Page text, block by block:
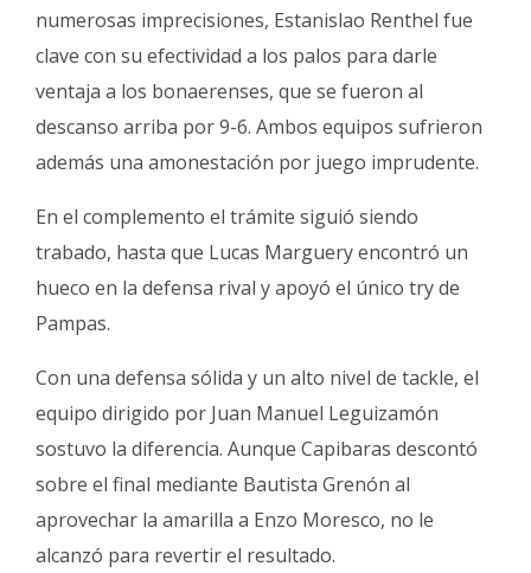
numerosas imprecisiones, Estanislao Renthel fue
clave con su efectividad a los palos para darle
ventaja a los bonaerenses, que se fueron al
descanso arriba por 9-6. Ambos equipos sufrieron
además una amonestación por juego imprudente.
En el complemento el trámite siguió siendo
trabado, hasta que Lucas Marguery encontró un
hueco en la defensa rival y apoyó el único try de
Pampas.
Con una defensa sólida y un alto nivel de tackle, el
equipo dirigido por Juan Manuel Leguizamón
sostuvo la diferencia. Aunque Capibaras descontó
sobre el final mediante Bautista Grenón al
aprovechar la amarilla a Enzo Moresco, no le
alcanzó para revertir el resultado.